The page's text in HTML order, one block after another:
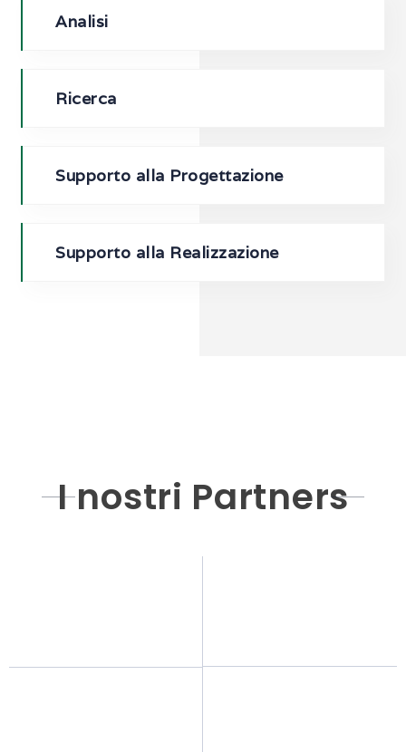
Analisi
Ricerca
Supporto alla Progettazione
Supporto alla Realizzazione
I nostri Partners